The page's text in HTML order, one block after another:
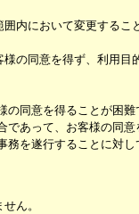
内において変更するこ
の同意を得ず、利用
の同意を得ることが困難
であって、お客様の同
を遂行することに対
ん。